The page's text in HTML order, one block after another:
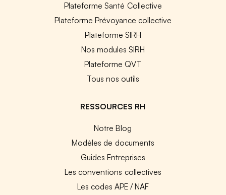
Plateforme Santé Collective
Plateforme Prévoyance collective
Plateforme SIRH
Nos modules SIRH
Plateforme QVT
Tous nos outils
RESSOURCES RH
Notre Blog
Modèles de documents
Guides Entreprises
Les conventions collectives
Les codes APE / NAF